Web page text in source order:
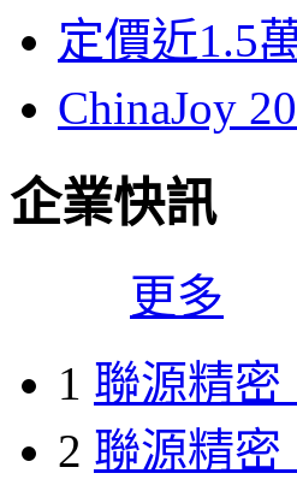
定價近1.5
ChinaJoy
企業快訊
更多
1 聯源精密
2 聯源精密